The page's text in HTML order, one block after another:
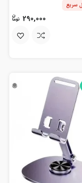
سریع
290,000